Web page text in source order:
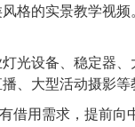
格的实景教学视
光设备、稳定器
、大型活动摄影等
借用 需求，提前向